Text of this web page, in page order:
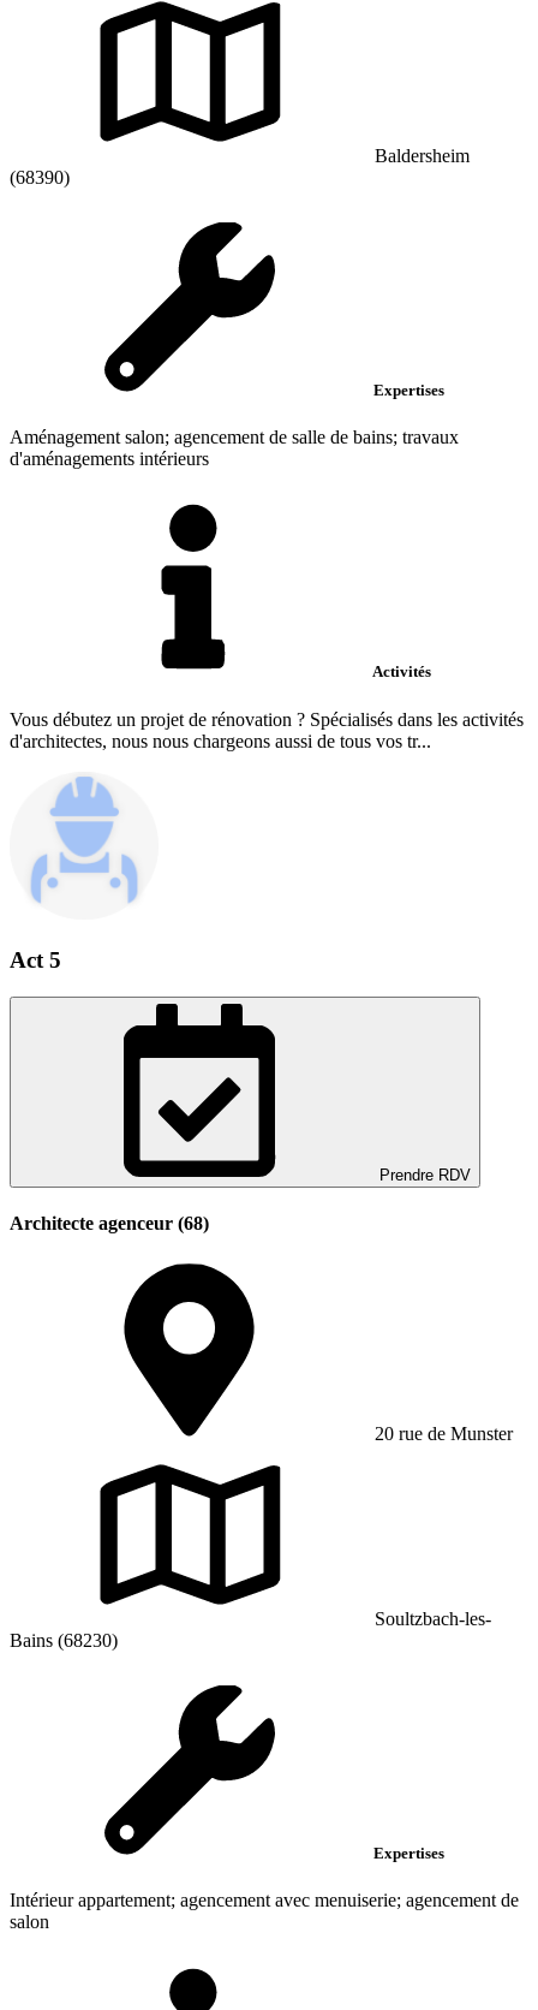
Baldersheim
(68390)
Expertises
Aménagement salon; agencement de salle de bains; travaux
d'aménagements intérieurs
Activités
Vous débutez un projet de rénovation ? Spécialisés dans les activités
d'architectes, nous nous chargeons aussi de tous vos tr...
Act 5
Prendre RDV
Architecte agenceur (68)
20 rue de Munster
Soultzbach-les-
Bains (68230)
Expertises
Intérieur appartement; agencement avec menuiserie; agencement de
salon